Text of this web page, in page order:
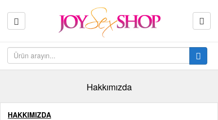
Hakkımızda
HAKKIMIZDA